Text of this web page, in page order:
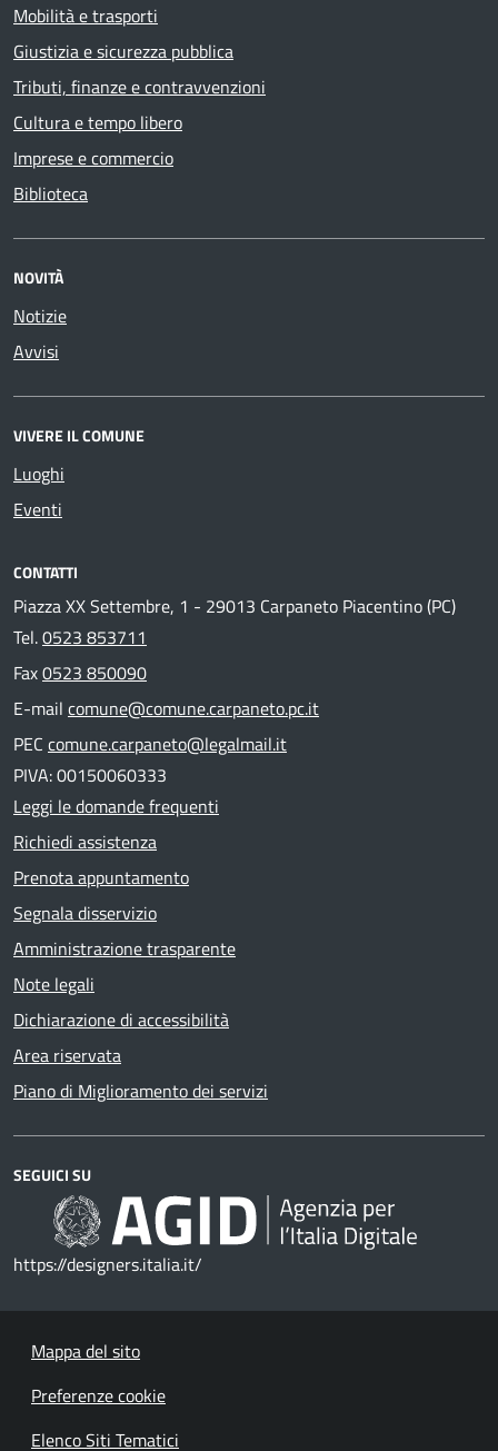
Mobilità e trasporti
Giustizia e sicurezza pubblica
Tributi, finanze e contravvenzioni
Cultura e tempo libero
Imprese e commercio
Biblioteca
NOVITÀ
Notizie
Avvisi
VIVERE IL COMUNE
Luoghi
Eventi
CONTATTI
Piazza XX Settembre, 1 - 29013 Carpaneto Piacentino (PC)
Tel.0523 853711
Fax0523 850090
E-mail comune@comune.carpaneto.pc.it
PEC comune.carpaneto@legalmail.it
PIVA: 00150060333
Leggi le domande frequenti
Richiedi assistenza
Prenota appuntamento
Segnala disservizio
Amministrazione trasparente
Note legali
Dichiarazione di accessibilità
Area riservata
Piano di Miglioramento dei servizi
SEGUICI SU
https://designers.italia.it/
Mappa del sito
Preferenze cookie
Elenco Siti Tematici